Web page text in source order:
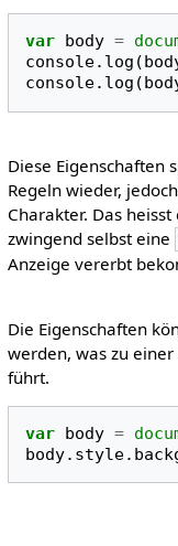
var body =
console. log (
console. log (
Diese Eigenschaften
Regeln wieder,
Charakter. Das
zwingend selbst eine
Anzeige vererbt
Die Eigenschaften
werden, was zu
führt.
var body =
body. style.